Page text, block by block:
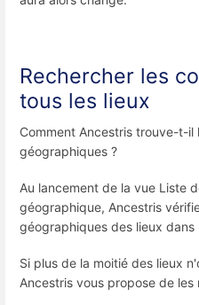
Rechercher les
tous les lieux
Comment Ancestris trouve-t-il
géographiques ?
Au lancement de la vue Liste
géographique, Ancestris
géographiques des lieux
Si plus de la moitié des lieux
Ancestris vous propose de